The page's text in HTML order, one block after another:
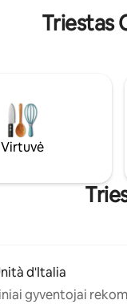
virimo viryklė,
mikrobangų
gerai sujungtas
gera vieta tyrinėti
pagarbiems
Automobilio statyti
Triestas
Virtuvė
d'Italia
gyventojai